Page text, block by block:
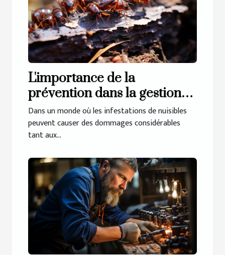
L'importance de la
prévention dans la gestion
des infestations de nuisibles
Dans un monde où les infestations de nuisibles
peuvent causer des dommages considérables
tant aux...